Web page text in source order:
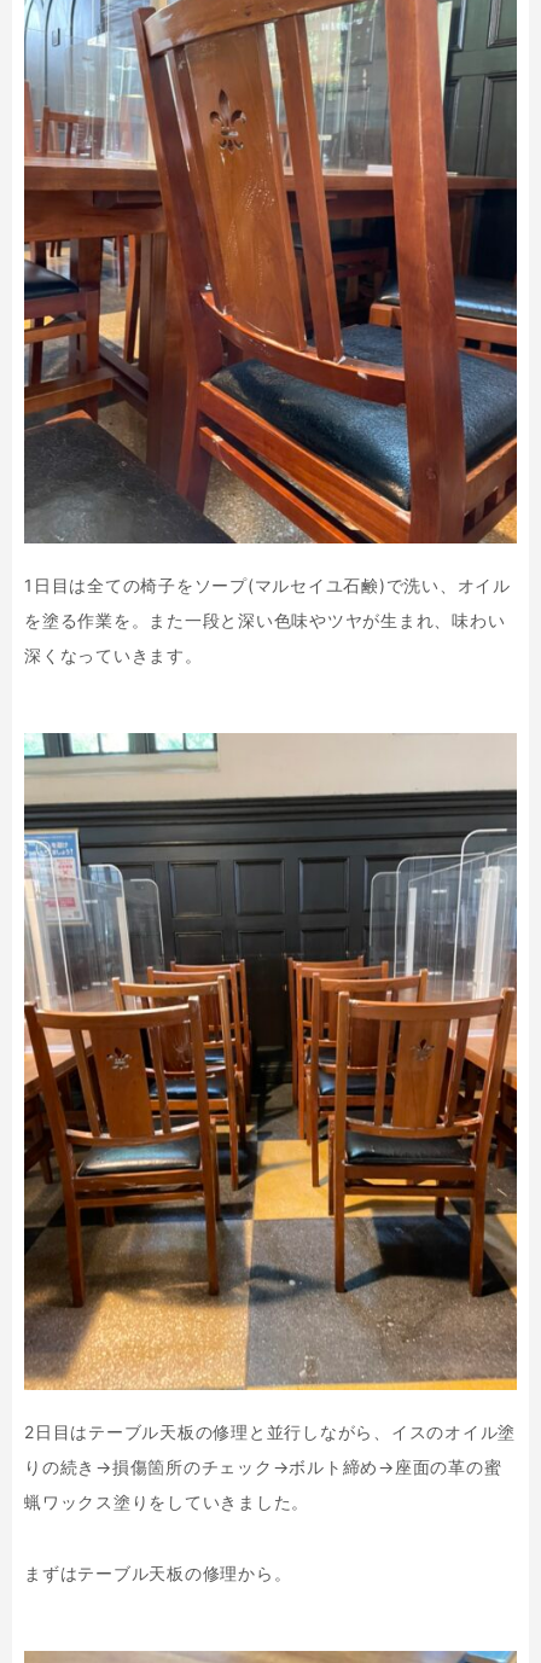
1日目は全ての椅子をソープ(マルセイユ石鹸)で洗い、オイル
を塗る作業を。また一段と深い色味やツヤが生まれ、味わい
深くなっていきます。
2日目はテーブル天板の修理と並行しながら、イスのオイル塗
りの続き→損傷箇所のチェック→ボルト締め→座面の革の蜜
蝋ワックス塗りをしていきました。
まずはテーブル天板の修理から。